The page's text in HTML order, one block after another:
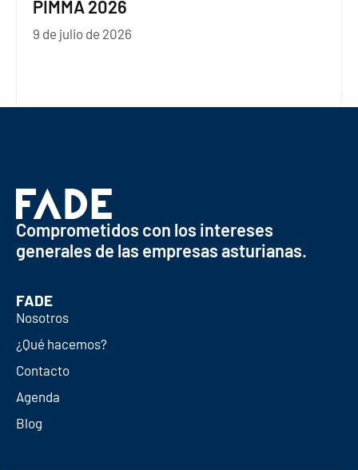
PIMMA 2026
9 de julio de 2026
Comprometidos con los intereses
generales de las empresas asturianas.
FADE
Nosotros
¿Qué hacemos?
Contacto
Agenda
Blog